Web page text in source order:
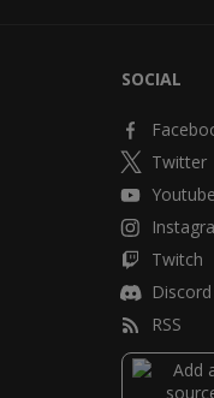
SOCIAL
Twitter
Youtube
Twitch
Discord
RSS